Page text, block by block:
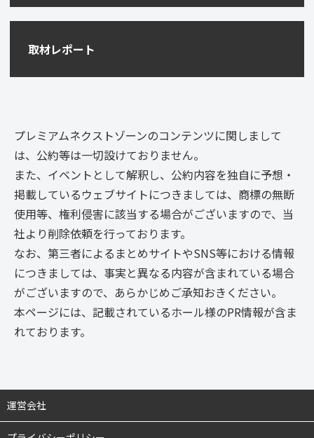
取材レポート
プレミアムネクストゾーンのコンテンツに関しまして
は、公約等は一切設けておりません。
また、イベントとして解釈し、公約内容を独自に予想・
掲載しているウェブサイトにつきましては、商標の無断
使用等、権利侵害に該当する場合がございますので、当
社より削除依頼を行っております。
なお、第三者によるまとめサイトやSNS等における情報
につきましては、事実と異なる内容が含まれている場合
がございますので、あらかじめご承知おきください。
本ページには、記載されているホール様のPR情報が含ま
れております。
運営会社